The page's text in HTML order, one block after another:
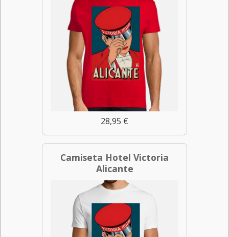
28,95 €
Camiseta Hotel Victoria
Alicante